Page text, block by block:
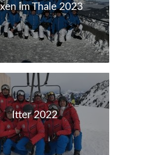
im Thale 2023
Itter 2022